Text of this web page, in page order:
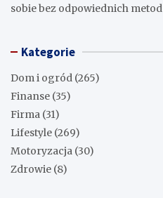
sobie bez odpowiednich metod
Kategorie
Dom i ogród (265)
Finanse (35)
Firma (31)
Lifestyle (269)
Motoryzacja (30)
Zdrowie (8)